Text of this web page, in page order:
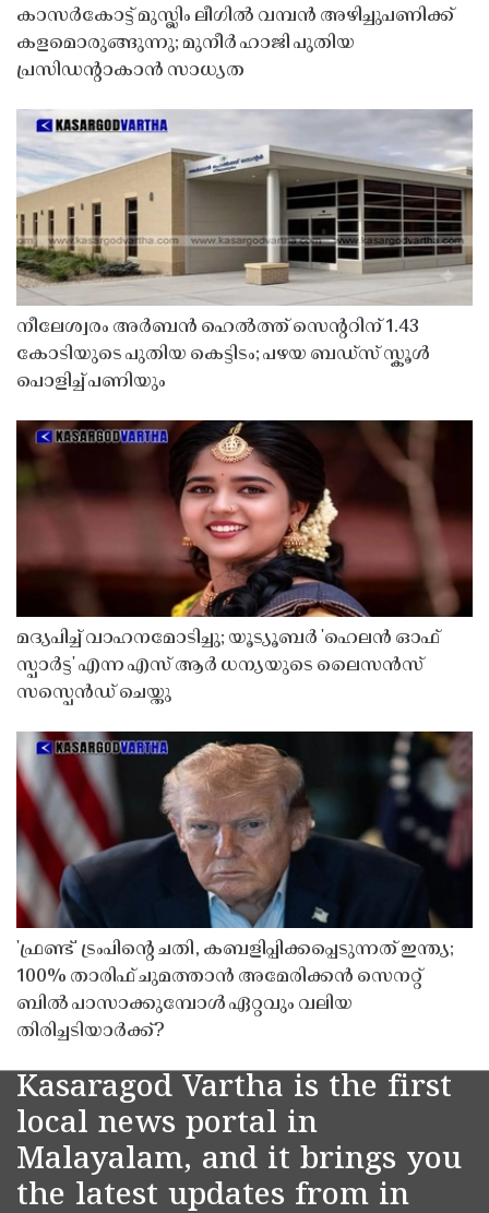
കാസർകോട്ട് മുസ്ലിം ലീഗിൽ വമ്പൻ അഴിച്ചുപണിക്ക്
കളമൊരുങ്ങുന്നു; മുനീർ ഹാജി പുതിയ
പ്രസിഡൻ്റാകാൻ സാധ്യത
നീലേശ്വരം അർബൻ ഹെൽത്ത് സെൻ്ററിന് 1.43
കോടിയുടെ പുതിയ കെട്ടിടം; പഴയ ബഡ്സ് സ്കൂൾ
പൊളിച്ച് പണിയും
മദ്യപിച്ച് വാഹനമോടിച്ചു; യൂട്യൂബർ 'ഹെലൻ ഓഫ്
സ്പാർട്ട' എന്ന എസ് ആർ ധന്യയുടെ ലൈസൻസ്
സസ്പെൻഡ് ചെയ്തു ​​​​​​​
'ഫ്രണ്ട്' ട്രംപിന്റെ ചതി, കബളിപ്പിക്കപ്പെടുന്നത് ഇന്ത്യ;
100% താരിഫ് ചുമത്താൻ അമേരിക്കൻ സെനറ്റ്
ബിൽ പാസാക്കുമ്പോൾ ഏറ്റവും വലിയ
തിരിച്ചടിയാർക്ക്?
Kasaragod Vartha is the first
local news portal in
Malayalam, and it brings you
the latest updates from in